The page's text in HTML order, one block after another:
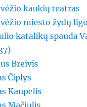
kaukių teatras
miesto žydų
katalikų spauda
Breivis
Čiplys
Kaupelis
Mačiulis